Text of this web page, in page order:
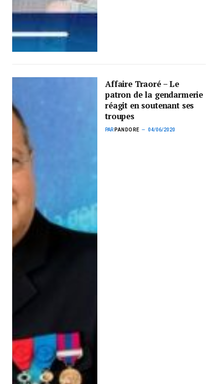
Affaire Traoré – Le
patron de la gendarmerie
réagit en soutenant ses
troupes
PAR PANDORE 04/06/2020